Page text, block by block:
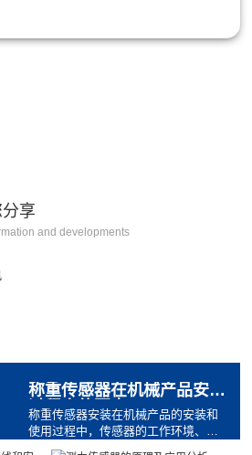
重传感器配件
传感器（NZSL-A1t...
器（NSC-500kg）
器（NSC-300kg）
感器（NSC-10t）
感器（NNHS-A1.1...
感器（NLFSB-AH5...
感器（NBWG-10kg...
传感器（NZS-10t-5...
传感器（NSC-1t-3t...
器（N1263-50kg-...
感器（N1022-6kg...
器（NLFSB-AH5t）
器（NFB-SC0.5t-8t）
传感器（NSSP1263...
传感器（NSSP1022...
线盒（NJXH-H4）
传感器（NGCJX-3t）
享
and developments
称重传感器在机械产品安装
过程中的要点
称重传感器安装在机械产品的安装和
使用过程中，传感器的工作环境、传
感器的安装方式和传感器的负荷将与